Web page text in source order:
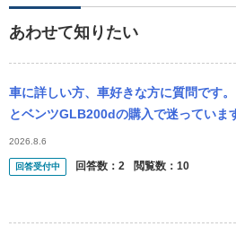
あわせて知りたい
車に詳しい方、車好きな方に質問です
とベンツGLB200dの購入で迷っていま
古車での購入の予定です。）ベンツと比
2026.8.6
回答受付中 回答数： 2 閲覧数： 10